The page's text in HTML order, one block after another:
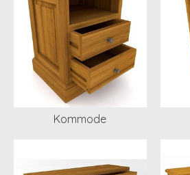
Kommode